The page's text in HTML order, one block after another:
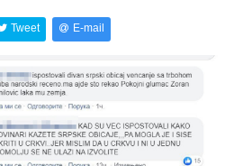
Tweet E-mail